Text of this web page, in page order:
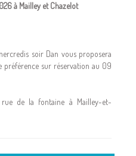
à Mailley et Chazelot
soir Dan vous proposera
préférence sur réservation au 09
de la fontaine à Mailley-et-